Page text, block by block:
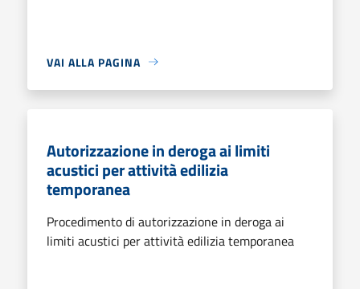
VAI ALLA PAGINA
Autorizzazione in deroga ai limiti
acustici per attività edilizia
temporanea
Procedimento di autorizzazione in deroga ai
limiti acustici per attività edilizia temporanea